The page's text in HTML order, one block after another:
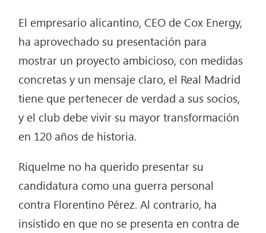
El empresario alicantino, CEO de Cox Energy,
ha aprovechado su presentación para
mostrar un proyecto ambicioso, con medidas
concretas y un mensaje claro, el Real Madrid
tiene que pertenecer de verdad a sus socios,
y el club debe vivir su mayor transformación
en 120 años de historia.
Riquelme no ha querido presentar su
candidatura como una guerra personal
contra Florentino Pérez. Al contrario, ha
insistido en que no se presenta en contra de